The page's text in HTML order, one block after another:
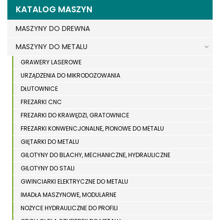
KATALOG MASZYN
MASZYNY DO DREWNA
MASZYNY DO METALU
GRAWERY LASEROWE
URZĄDZENIA DO MIKRODOZOWANIA
DŁUTOWNICE
FREZARKI CNC
FREZARKI DO KRAWĘDZI, GRATOWNICE
FREZARKI KONWENCJONALNE, PIONOWE DO METALU
GIĘTARKI DO METALU
GILOTYNY DO BLACHY, MECHANICZNE, HYDRAULICZNE
GILOTYNY DO STALI
GWINCIARKI ELEKTRYCZNE DO METALU
IMADŁA MASZYNOWE, MODULARNE
NOŻYCE HYDRAULICZNE DO PROFILI